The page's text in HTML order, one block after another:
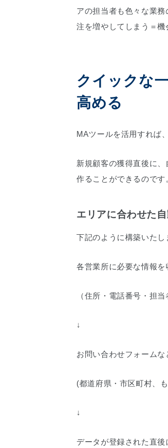
アの担当者も色々な業
注を増やしてしまう＝機
クイックな
高める
MAツールを活用すれば
新規顧客の獲得直後に
作ることができるのです
エリアに合わせた
下記のように構築いたし
各営業所に必要な情報を
（住所・電話番号・担
↓
お問い合わせフォーム
(都道府県・市区町村、
↓
データが登録された直